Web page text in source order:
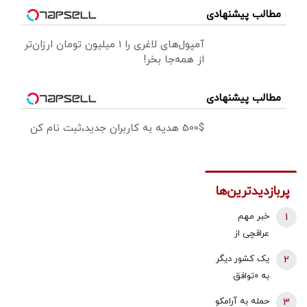
مطالب پیشنهادی
آمپول‌های لاغری را ۱ میلیون تومان ارزان‌تر
از همه‌جا بخر!
مطالب پیشنهادی
500$ هدیه به کاربران جدید،ثبت نام کن
پربازدیدترین‌ها
خبر مهم
عراقچی از
نیروهای نظامی
و دریایی ایران و
عمان درباره
1
یک کشور دیگر
به «توافق
2
حمله به آرامکو
3